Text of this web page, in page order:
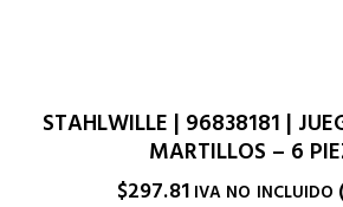
STAHLWILLE | 96838181 |
MARTILLOS – 6
$297.81 IVA NO INCLUIDO